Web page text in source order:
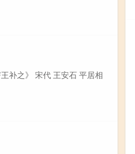
补之》 宋代 王安石 平居相